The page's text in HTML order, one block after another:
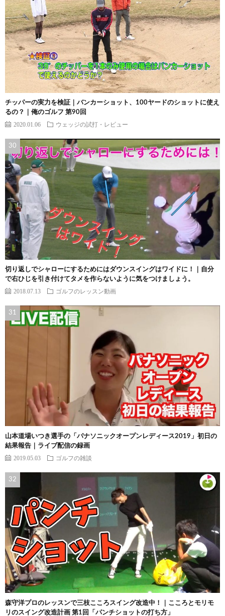
チッパーの実力を検証｜バンカーショット、100ヤードのショットに使え
るの？｜俺のゴルフ 第90回
2020.01.06 ウェッジの試打・レビュー
切り返しでシャローにするためにはダウンスイングはワイドに！｜自分
で右ひじを引き付けてタメを作らないように気をつけましょう。
2018.07.13 ゴルフのレッスン動画
山本道場いつき選手の「パナソニックオープンレディース2019」初日の
結果報告｜ライブ配信の録画
2019.05.03 ゴルフの雑談
森守洋プロのレッスンで三枝こころスイング改造中！｜こころとモリモ
リのスイング改造計画 第1回「パンチショットの打ち方」